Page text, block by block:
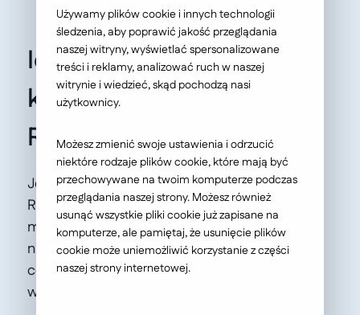
Ideo partnerem
konferencji
RZEcommerce 2025
Jesteśmy partnerem konferencji
RZEcommerce 2025, która odbędzie się 6
marca w G2A Arenie w Rzeszowie. Dołącz do
nas, aby poznać najnowsze trendy w e-
commerce, posłuchać naszych ekspertów i
wziąć udział w networkingu branżowym.
Używamy plików cookie i innych technologii
śledzenia, aby poprawić jakość przeglądania
naszej witryny, wyświetlać spersonalizowane
treści i reklamy, analizować ruch w naszej
witrynie i wiedzieć, skąd pochodzą nasi
użytkownicy.
Możesz zmienić swoje ustawienia i odrzucić
niektóre rodzaje plików cookie, które mają być
przechowywane na twoim komputerze podczas
przeglądania naszej strony. Możesz również
usunąć wszystkie pliki cookie już zapisane na
komputerze, ale pamiętaj, że usunięcie plików
cookie może uniemożliwić korzystanie z części
naszej strony internetowej.